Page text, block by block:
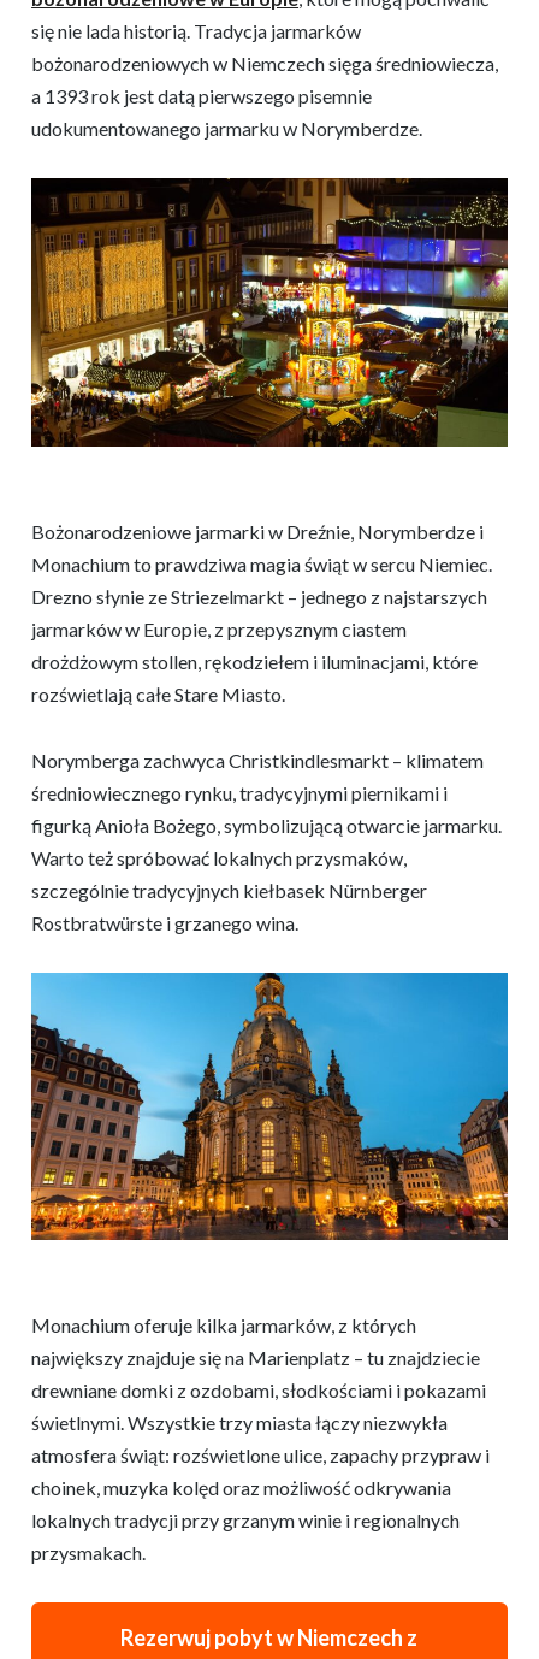
się nie lada historią. Tradycja jarmarków
bożonarodzeniowych w Niemczech sięga średniowiecza,
a 1393 rok jest datą pierwszego pisemnie
udokumentowanego jarmarku w Norymberdze.
Bożonarodzeniowe jarmarki w Dreźnie, Norymberdze i
Monachium to prawdziwa magia świąt w sercu Niemiec.
Drezno słynie ze Striezelmarkt – jednego z najstarszych
jarmarków w Europie, z przepysznym ciastem
drożdżowym stollen, rękodziełem i iluminacjami, które
rozświetlają całe Stare Miasto.
Norymberga zachwyca Christkindlesmarkt – klimatem
średniowiecznego rynku, tradycyjnymi piernikami i
figurką Anioła Bożego, symbolizującą otwarcie jarmarku.
Warto też spróbować lokalnych przysmaków,
szczególnie tradycyjnych kiełbasek Nürnberger
Rostbratwürste i grzanego wina.
Monachium oferuje kilka jarmarków, z których
największy znajduje się na Marienplatz – tu znajdziecie
drewniane domki z ozdobami, słodkościami i pokazami
świetlnymi. Wszystkie trzy miasta łączy niezwykła
atmosfera świąt: rozświetlone ulice, zapachy przypraw i
choinek, muzyka kolęd oraz możliwość odkrywania
lokalnych tradycji przy grzanym winie i regionalnych
przysmakach.
Rezerwuj pobyt w Niemczech z